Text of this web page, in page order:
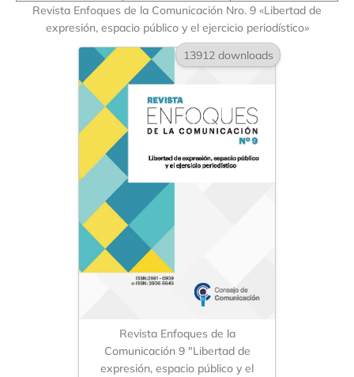
Revista Enfoques de la Comunicación Nro. 9 «Libertad de
expresión, espacio público y el ejercicio periodístico»
13912 downloads
Revista Enfoques de la
Comunicación 9 "Libertad de
expresión, espacio público y el